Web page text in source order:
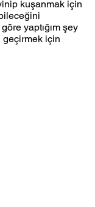
kuşanmak için
yaptığım şey
geçirmek için